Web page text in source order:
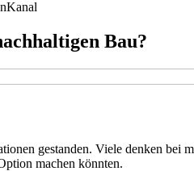
Kanal
Bau?
gestanden. Viele denken
machen könnten.